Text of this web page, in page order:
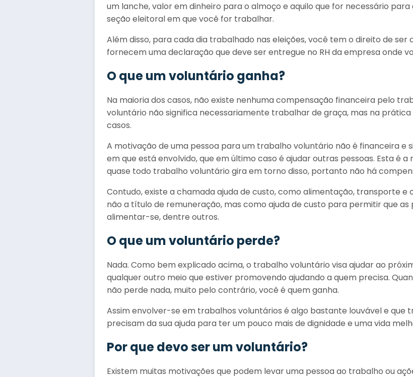
um lanche, valor em dinheiro para o almoço e aquilo que for necessário
seção eleitoral em que você for trabalhar.
Além disso, para cada dia trabalhado nas eleições, você tem o direito de ser
fornecem uma declaração que deve ser entregue no RH da empresa onde
O que um voluntário ganha?
Na maioria dos casos, não existe nenhuma compensação financeira pelo
voluntário não significa necessariamente trabalhar de graça, mas na
casos.
A motivação de uma pessoa para um trabalho voluntário não é financeira e
em que está envolvido, que em último caso é ajudar outras pessoas. Esta é
quase todo trabalho voluntário gira em torno disso, portanto não há
Contudo, existe a chamada ajuda de custo, como alimentação, transporte e
não a título de remuneração, mas como ajuda de custo para permitir que as
alimentar-se, dentre outros.
O que um voluntário perde?
Nada. Como bem explicado acima, o trabalho voluntário visa ajudar ao
qualquer outro meio que estiver promovendo ajudando a quem precisa.
não perde nada, muito pelo contrário, você é quem ganha.
Assim envolver-se em trabalhos voluntários é algo bastante louvável e que
precisam da sua ajuda para ter um pouco mais de dignidade e uma vida
Por que devo ser um voluntário?
Existem muitas motivações que podem levar uma pessoa ao trabalho ou